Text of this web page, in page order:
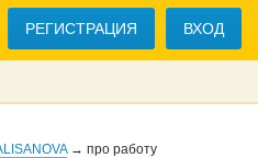
РЕГИСТРАЦИЯ ВХОД
→ про работу